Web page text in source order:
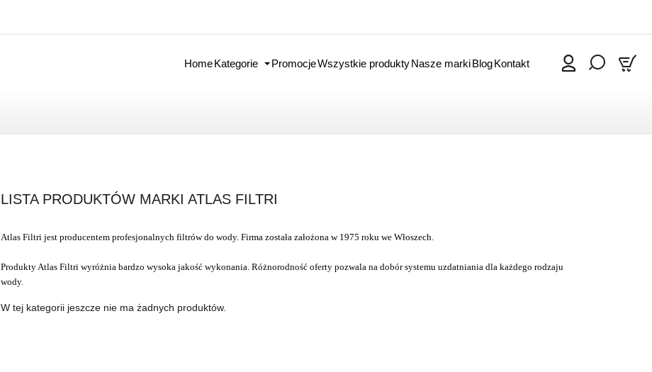
HomeKategorie PromocjeWszystkie produktyNasze markiBlogKontakt
LISTA PRODUKTÓW MARKI ATLAS FILTRI
Atlas Filtri jest producentem profesjonalnych filtrów do wody. Firma została założona w 1975 roku we Włoszech.
Produkty Atlas Filtri wyróżnia bardzo wysoka jakość wykonania. Różnorodność oferty pozwala na dobór systemu uzdatniania dla każdego rodzaju
wody.
W tej kategorii jeszcze nie ma żadnych produktów.